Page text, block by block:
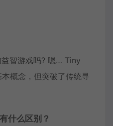
益智游戏吗? 嗯… Tiny
概念，但突破了传统寻
什么区别？